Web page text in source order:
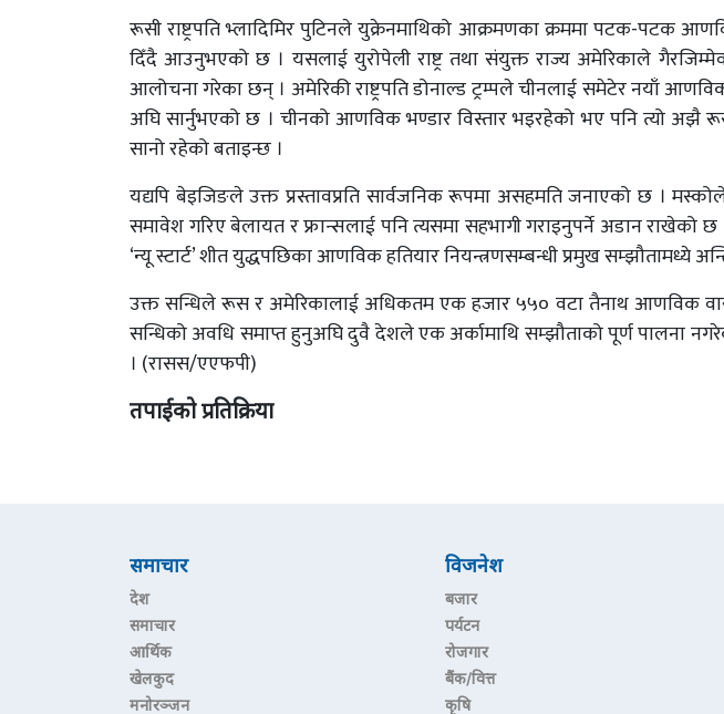
रूसी राष्ट्रपति भ्लादिमिर पुटिनले युक्रेनमाथिको आक्रमणका क्रममा पटक-पटक
दिँदै आउनुभएको छ । यसलाई युरोपेली राष्ट्र तथा संयुक्त राज्य अमेरिकाले
आलोचना गरेका छन् । अमेरिकी राष्ट्रपति डोनाल्ड ट्रम्पले चीनलाई समेटेर नयाँ आणविक
अघि सार्नुभएको छ । चीनको आणविक भण्डार विस्तार भइरहेको भए पनि त्यो अझै
सानो रहेको बताइन्छ ।
यद्यपि बेइजिङले उक्त प्रस्तावप्रति सार्वजनिक रूपमा असहमति जनाएको छ ।
समावेश गरिए बेलायत र फ्रान्सलाई पनि त्यसमा सहभागी गराइनुपर्ने अडान राखेको
‘न्यू स्टार्ट’ शीत युद्धपछिका आणविक हतियार नियन्त्रणसम्बन्धी प्रमुख सम्झौतामध्ये
उक्त सन्धिले रूस र अमेरिकालाई अधिकतम एक हजार ५५० वटा तैनाथ आणविक
सन्धिको अवधि समाप्त हुनुअघि दुवै देशले एक अर्कामाथि सम्झौताको पूर्ण पालना
। (रासस/एएफपी)
तपाईको प्रतिक्रिया
समाचार
देश
समाचार
आर्थिक
खेलकुद
मनोरञ्जन
विजनेश
बजार
पर्यटन
रोजगार
बैंक/वित्त
कृषि